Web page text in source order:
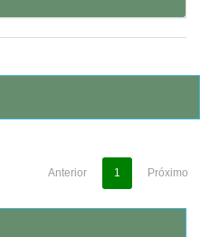
Anterior 1 Próximo